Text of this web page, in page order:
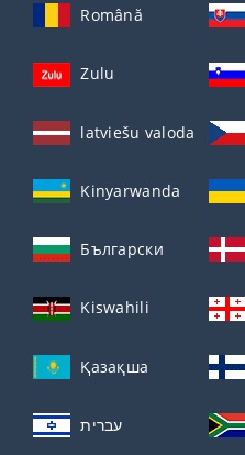
Română
Zulu
latviešu valoda
Kinyarwanda
Български
Kiswahili
Қазақша
עברית